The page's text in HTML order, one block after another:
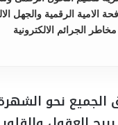
الامية الرقمية والجهل
الجرائم الالكترونية
الجميع نحو